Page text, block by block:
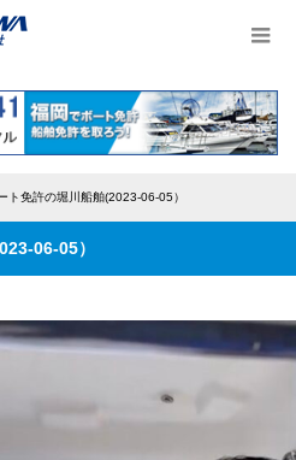
ト免許の堀川船舶(2023-06-05）
06-05）